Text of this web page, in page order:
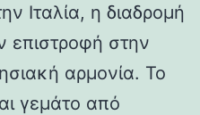
Ιταλία, η διαδρομή
επιστροφή στην
αρμονία. Το
γεμάτο από